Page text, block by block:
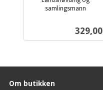
samlingsmann
Pris
329,00
Om butikken